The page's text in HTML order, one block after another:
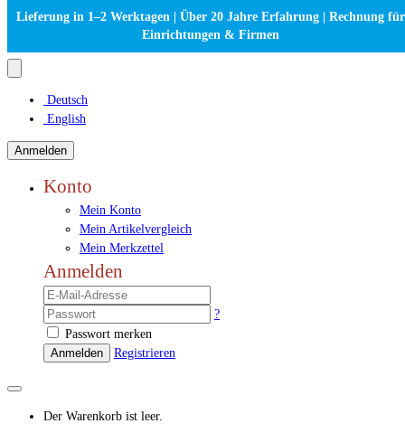
Deutsch
English
Anmelden
Konto
Mein Konto
Mein Artikelvergleich
Mein Merkzettel
Anmelden
?
Passwort merken
Anmelden
Registrieren
Der Warenkorb ist leer.
Lieferung in 1–2 Werktagen | Über 20 Jahre Erfahrung | Rechnung für
Einrichtungen & Firmen